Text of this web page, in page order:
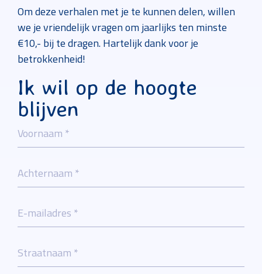
Om deze verhalen met je te kunnen delen, willen
we je vriendelijk vragen om jaarlijks ten minste
€10,- bij te dragen. Hartelijk dank voor je
betrokkenheid!
Ik wil op de hoogte
blijven
Call me back by fax
Voornaam *
Achternaam *
E-mailadres *
Straatnaam *